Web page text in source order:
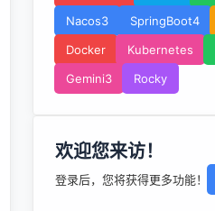
Nacos3
SpringBoot4
Docker
Kubernetes
Gemini3
Rocky
欢迎您来访！
登录后，您将获得更多功能！